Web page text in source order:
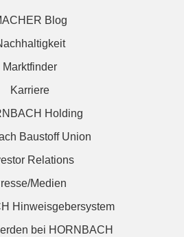
Blog
Marktfinder
Karriere
Holding
Baustoff Union
Relations
Medien
Hinweisgebersystem
bei HORNBACH